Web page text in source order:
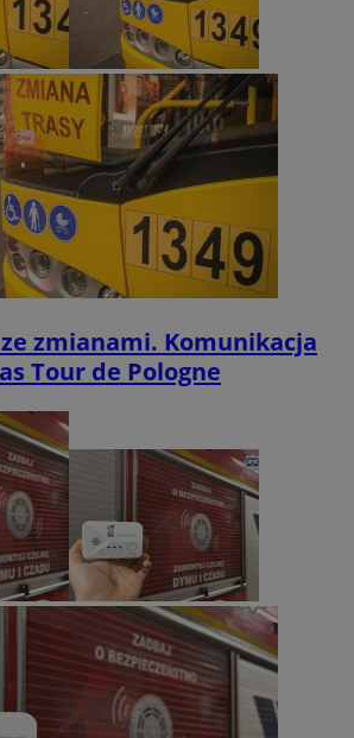
zmianami. Komunikacja
Tour de Pologne